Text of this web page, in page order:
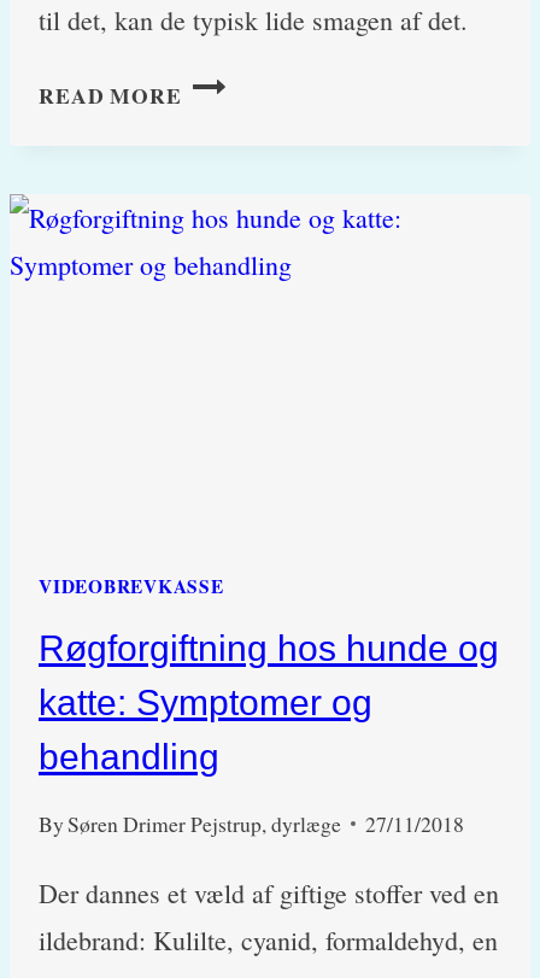
til det, kan de typisk lide smagen af det.
READ MORE KØLERVÆSKE
(ETHYLENGLYCOL)
VIDEOBREVKASSE
Røgforgiftning hos hunde og
katte: Symptomer og
behandling
BySøren Drimer Pejstrup, dyrlæge 27/11/2018
Der dannes et væld af giftige stoffer ved en
ildebrand: Kulilte, cyanid, formaldehyd, en